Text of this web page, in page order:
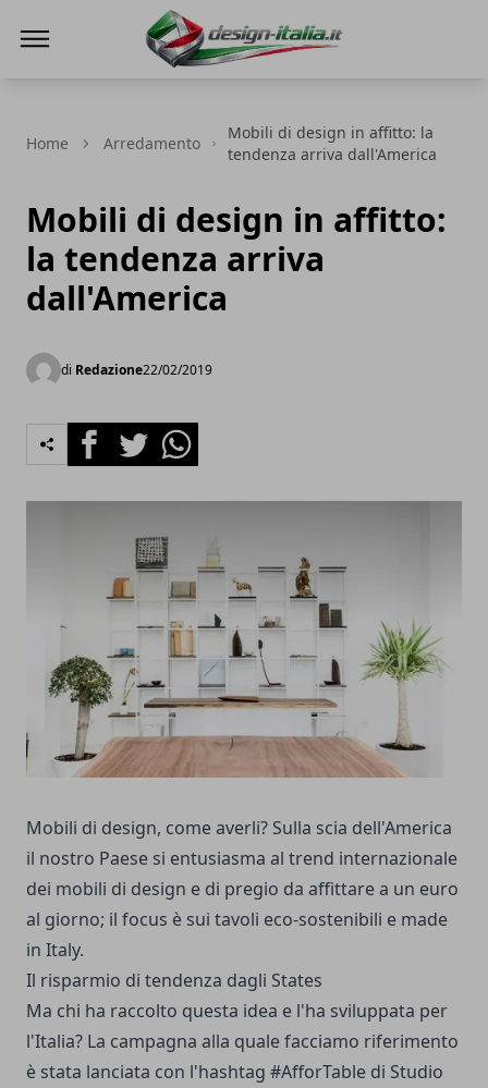
Home Arredamento
Mobili di design in affitto: la
tendenza arriva dall'America
Mobili di design in affitto:
la tendenza arriva
dall'America
di Redazione22/02/2019
FacebookTwitterWhatsapp
Mobili di design, come averli? Sulla scia dell'America
il nostro Paese si entusiasma al trend internazionale
dei mobili di design e di pregio da affittare a un euro
al giorno; il focus è sui tavoli eco-sostenibili e made
in Italy.
Il risparmio di tendenza dagli States
Ma chi ha raccolto questa idea e l'ha sviluppata per
l'Italia? La campagna alla quale facciamo riferimento
è stata lanciata con l'hashtag #AfforTable di Studio